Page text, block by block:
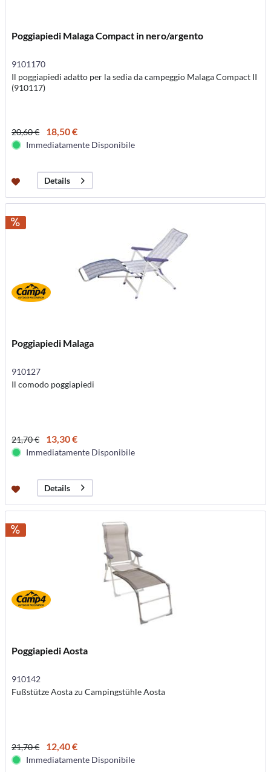
Poggiapiedi Malaga Compact in nero/argento
9101170
Il poggiapiedi adatto per la sedia da campeggio Malaga Compact II
(910117)
20,60 € 18,50 €
Immediatamente Disponibile
Details
Poggiapiedi Malaga
910127
Il comodo poggiapiedi
21,70 € 13,30 €
Immediatamente Disponibile
Details
Poggiapiedi Aosta
910142
Fußstütze Aosta zu Campingstühle Aosta
21,70 € 12,40 €
Immediatamente Disponibile